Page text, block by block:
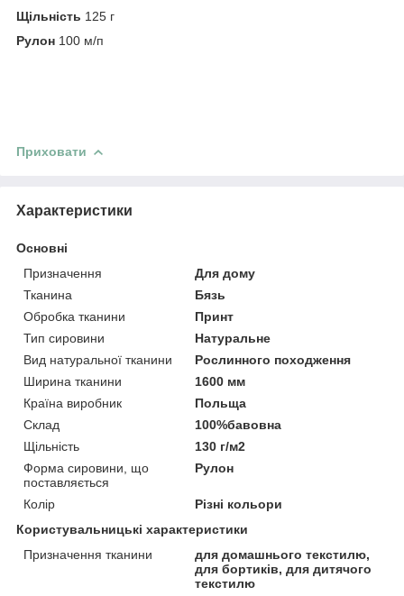
Щільність 125 г
Рулон 100 м/п
Приховати
Характеристики
Основні
Призначення
Для дому
Тканина
Бязь
Обробка тканини
Принт
Тип сировини
Натуральне
Вид натуральної тканини
Рослинного походження
Ширина тканини
1600 мм
Країна виробник
Польща
Склад
100%бавовна
Щільність
130 г/м2
Форма сировини, що
поставляється
Рулон
Колір
Різні кольори
Користувальницькі характеристики
Призначення тканини
для домашнього текстилю,
для бортиків, для дитячого
текстилю